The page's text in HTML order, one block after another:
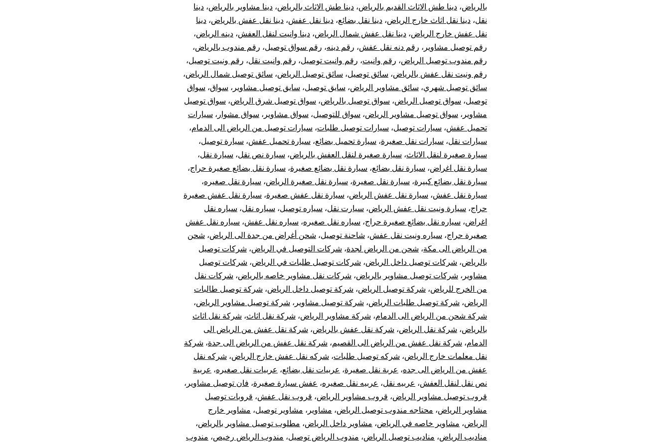
بالرياض، دينا طش الاثاث القديم بالرياض، دينا طش الاثاث بالرياض، دينا مشاوير بالرياض، دينا
نقل، دينا نقل اثاث خارج الرياض، دينا نقل بضائع، دينا نقل عفش، دينا نقل عفش بالرياض، دينا
نقل عفش خارج الرياض، دينا نقل عفش شمال الرياض، دينا وانيت لنقل العفش، دينه الرياض،
رقم توصيل مشاوير ، رقم دنه نقل عفش، رقم دينه، رقم سواق توصيل، رقم مندوب بالرياض،
رقم مندوب توصيل الرياض، رقم وانيت، رقم وانيت توصيل، رقم وانيت نقل، رقم ونيت توصيل،
رقم ونيت نقل عفش بالرياض، سائق توصيل، سائق توصيل الرياض، سائق توصيل شمال الرياض،
سائق توصيل شهري، سائق مشاوير الرياض، سايق توصيل، سايق توصيل مشاوير ، سواق، سواق
توصيل، سواق توصيل الرياض، سواق توصيل بالرياض، سواق توصيل شرق الرياض، سواق توصيل
مشاوير ، سواق توصيل مشاوير الرياض، سواق للتوصيل، سواق مشاوير ، سواق مشوار ، سيارات
تحميل عفش، سيارات توصيل، سيارات توصيل طلبات، سيارات توصيل من الرياض الى الدمام،
سيارات نقل، سيارات نقل صغيرة، سيارة تحميل بضائع، سيارة تحميل عفش، سيارة توصيل،
سيارة صغيرة لنقل الاثاث، سيارة صغيرة لنقل العفش بالرياض، سيارة نص نقل، سيارة نقل،
سيارة نقل اغراض، سيارة نقل بضائع، سيارة نقل بضائع صغيرة، سيارة نقل بضائع صغيرة حراج،
سيارة نقل بضائع كبيرة، سيارة نقل صغيرة، سيارة نقل صغيرة الرياض، سيارة نقل صغيره،
سيارة نقل عفش، سيارة نقل عفش الرياض، سيارة نقل عفش صغيرة، سيارة نقل عفش صغيرة
حراج، سيارة ونيت نقل عفش الرياض، سيارت نقل، سياره توصيل، سياره نقل، سياره نقل
اغراض، سياره نقل بضائع صغيرة حراج، سياره نقل صغيره، سياره نقل عفش، سياره نقل عفش
صغيرة حراج، سياره ونيت نقل عفش، شاحنة توصيل، شحن أغراض من جدة الى الرياض، شحن
من الرياض الى مكة، شحن من الرياض لجدة، شركات التوصيل في الرياض، شركات توصيل
بالرياض، شركات توصيل داخل الرياض، شركات توصيل طلبات في الرياض، شركات توصيل
مشاوير ، شركات توصيل مشاوير بالرياض، شركات نقل مشاوير خاصه بالرياض، شركات نقل
من الخرج للرياض، شركة توصيل الرياض، شركة توصيل داخل الرياض، شركة توصيل طالبات
الرياض، شركة توصيل طلبات الرياض، شركة توصيل مشاوير ، شركة توصيل مشاوير الرياض،
شركة شحن من الرياض الى الدمام، شركة مشاوير الرياض، شركة نقل اثاث، شركة نقل اثاث
بالرياض، شركة نقل الرياض، شركة نقل عفش بالرياض، شركة نقل عفش من الرياض الى
الدمام، شركة نقل عفش من الرياض الى القصيم، شركة نقل عفش من الرياض الى جدة، شركة
نقل معلمات خارج الرياض، شركه توصيل طلبات، شركه نقل عفش خارج الرياض، شركه نقل
عفش من الرياض الى جده، عربة نقل صغيرة، عربيات نقل بضائع، عربيات نقل صغيره، عربية
نص نقل لنقل العفش، عربيه نقل، عربيه نقل صغيره، عفش سيارة صغيرة، فان توصيل مشاوير ،
قروب توصيل مشاوير الرياض، قروب مشاوير الرياض، قروب نقل عفش، قروبات توصيل
مشاوير الرياض، محتاجه مندوب توصيل الرياض، مشاوير ، مشاوير توصيل، مشاوير خارج
الرياض، مشاوير خاصه في الرياض، مشاوير داخل الرياض، مطلوب توصيل مشاوير بالرياض،
مناديب الرياض، مناديب توصيل الرياض، مندوب الرياض توصيل، مندوب الرياض رخيص، مندوب